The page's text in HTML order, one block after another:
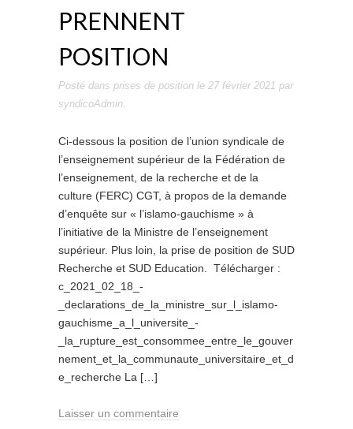
PRENNENT
POSITION
Posté dans prises de position le 27 février 2021 par
syndicoAdmin.
Ci-dessous la position de l’union syndicale de
l’enseignement supérieur de la Fédération de
l’enseignement, de la recherche et de la
culture (FERC) CGT, à propos de la demande
d’enquête sur « l’islamo-gauchisme » à
l’initiative de la Ministre de l’enseignement
supérieur. Plus loin, la prise de position de SUD
Recherche et SUD Education. Télécharger :
c_2021_02_18_-
_declarations_de_la_ministre_sur_l_islamo-
gauchisme_a_l_universite_-
_la_rupture_est_consommee_entre_le_gouver
nement_et_la_communaute_universitaire_et_d
e_recherche La […]
Laisser un commentaire